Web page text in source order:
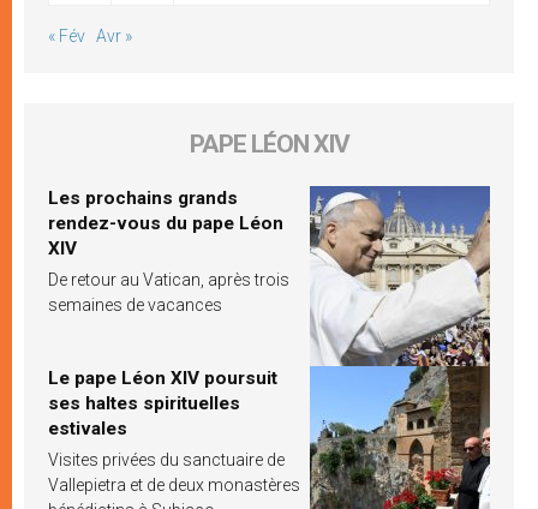
« Fév Avr »
PAPE LÉON XIV
Les prochains grands
rendez-vous du pape Léon
XIV
De retour au Vatican, après trois
semaines de vacances
Le pape Léon XIV poursuit
ses haltes spirituelles
estivales
Visites privées du sanctuaire de
Vallepietra et de deux monastères